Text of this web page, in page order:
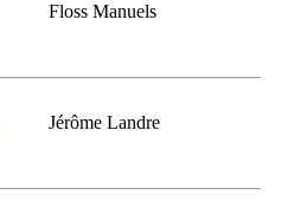
Floss Manuels
Jérôme Landre